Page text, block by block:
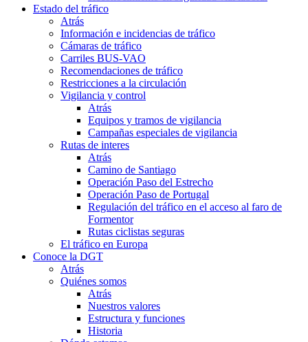
Estado del tráfico
Atrás
Información e incidencias de tráfico
Cámaras de tráfico
Carriles BUS-VAO
Recomendaciones de tráfico
Restricciones a la circulación
Vigilancia y control
Atrás
Equipos y tramos de vigilancia
Campañas especiales de vigilancia
Rutas de interes
Atrás
Camino de Santiago
Operación Paso del Estrecho
Operación Paso de Portugal
Regulación del tráfico en el acceso al faro de
Formentor
Rutas ciclistas seguras
El tráfico en Europa
Conoce la DGT
Atrás
Quiénes somos
Atrás
Nuestros valores
Estructura y funciones
Historia